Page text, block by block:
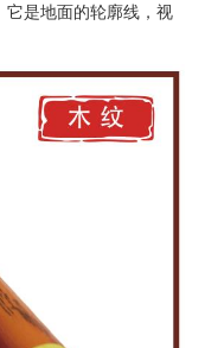
它是地面的轮廓线，视